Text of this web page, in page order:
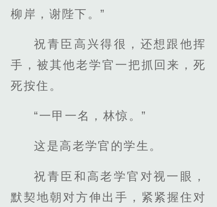
柳岸，谢陛下。”
祝青臣高兴得很，还想跟他挥
手，被其他老学官一把抓回来，死
死按住。
“一甲一名，林惊。”
这是高老学官的学生。
祝青臣和高老学官对视一眼，
默契地朝对方伸出手，紧紧握住对